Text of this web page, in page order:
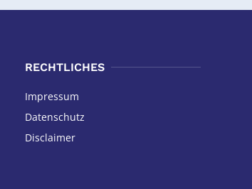
RECHTLICHES
Impressum
Datenschutz
Disclaimer